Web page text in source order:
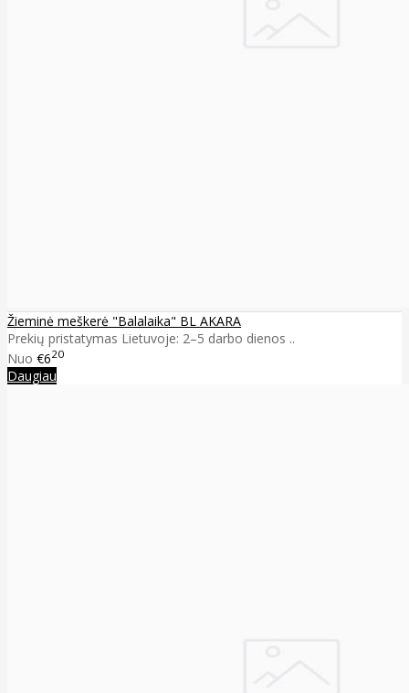
Žieminė meškerė "Balalaika" BL AKARA
Prekių pristatymas Lietuvoje: 2–5 darbo dienos ..
Nuo €620
Daugiau